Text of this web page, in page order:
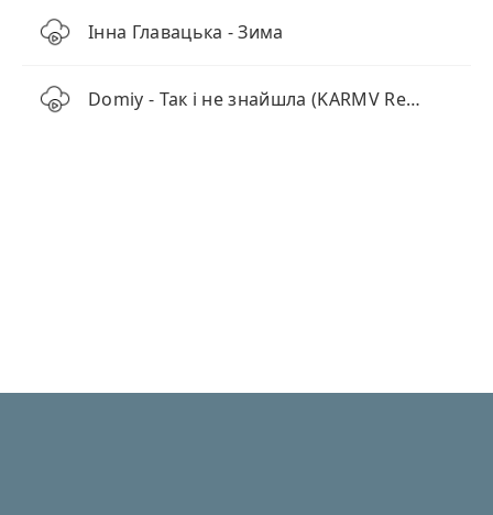
Інна Главацька - Зима
Domiy - Так і не знайшла (KARMV Remix)